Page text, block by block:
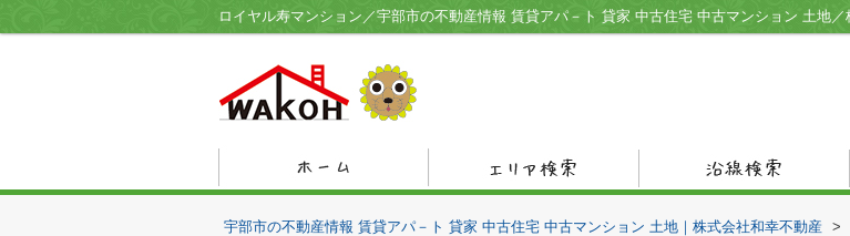
宇部市の不動産情報 賃貸アパ－ト 貸家 中古住宅 中古マンション 土地｜株式会社和幸不動産 >